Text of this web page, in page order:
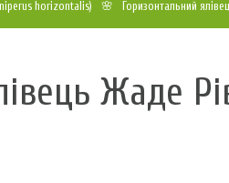
horizontalis) Горизонтальний
Жаде